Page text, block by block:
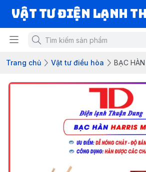
VẬT TƯ ĐIỆN LẠNH
Trang chủ Vật tư điều hòa BẠC